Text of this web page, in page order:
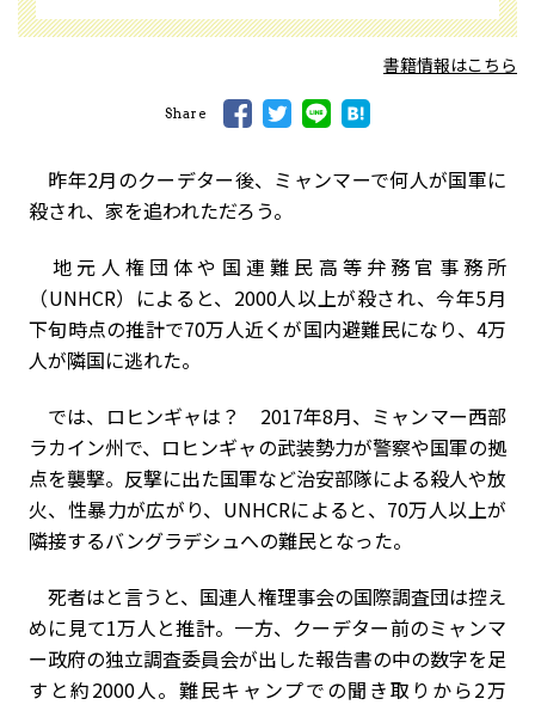
書籍情報はこちら
Share
昨年2月のクーデター後、ミャンマーで何人が国軍に
殺され、家を追われただろう。
地元人権団体や国連難民高等弁務官事務所
（UNHCR）によると、2000人以上が殺され、今年5月
下旬時点の推計で70万人近くが国内避難民になり、4万
人が隣国に逃れた。
では、ロヒンギャは？ 2017年8月、ミャンマー西部
ラカイン州で、ロヒンギャの武装勢力が警察や国軍の拠
点を襲撃。反撃に出た国軍など治安部隊による殺人や放
火、性暴力が広がり、UNHCRによると、70万人以上が
隣接するバングラデシュへの難民となった。
死者はと言うと、国連人権理事会の国際調査団は控え
めに見て1万人と推計。一方、クーデター前のミャンマ
ー政府の独立調査委員会が出した報告書の中の数字を足
すと約2000人。難民キャンプでの聞き取りから2万